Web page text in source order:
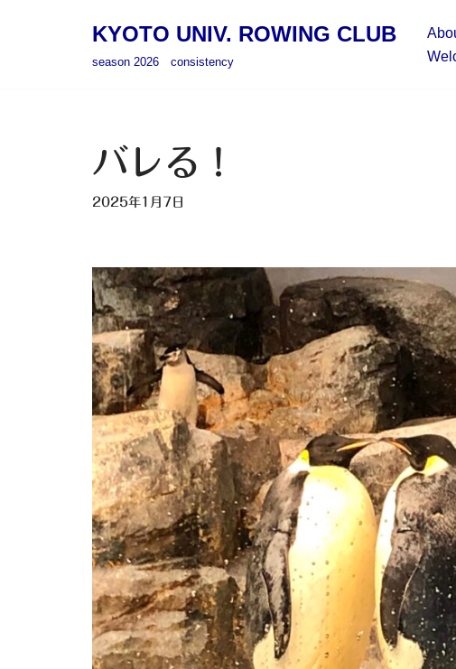
KYOTO UNIV. ROWING CLUB
season 2026 consistency
バレる！
2025年1月7日